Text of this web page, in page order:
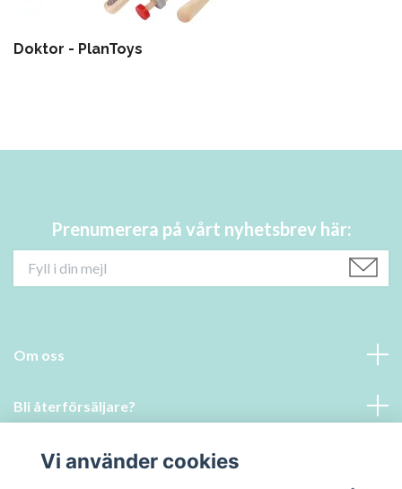
Doktor - PlanToys
Prenumerera på vårt nyhetsbrev här:
Om oss
Bli återförsäljare?
Läs merVi använder cookies